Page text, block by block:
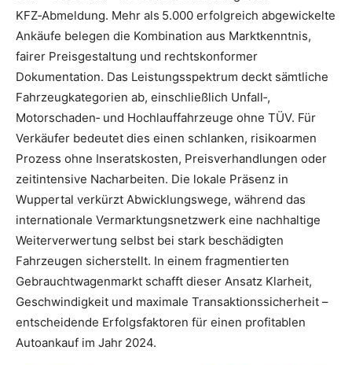
KFZ‑Abmeldung. Mehr als 5.000 erfolgreich abgewickelte
Ankäufe belegen die Kombination aus Marktkenntnis,
fairer Preisgestaltung und rechtskonformer
Dokumentation. Das Leistungsspektrum deckt sämtliche
Fahrzeugkategorien ab, einschließlich Unfall‑,
Motorschaden‑ und Hochlauf­fahrzeuge ohne TÜV. Für
Verkäufer bedeutet dies einen schlanken, risikoarmen
Prozess ohne Inseratskosten, Preisverhandlungen oder
zeitintensive Nacharbeiten. Die lokale Präsenz in
Wuppertal verkürzt Abwicklungswege, während das
internationale Vermarktungsnetzwerk eine nachhaltige
Weiterverwertung selbst bei stark beschädigten
Fahrzeugen sicherstellt. In einem fragmentierten
Gebrauchtwagenmarkt schafft dieser Ansatz Klarheit,
Geschwindigkeit und maximale Transaktionssicherheit –
entscheidende Erfolgsfaktoren für einen profitablen
Autoankauf im Jahr 2024.